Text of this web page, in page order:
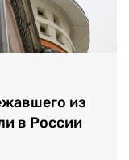
из
в России